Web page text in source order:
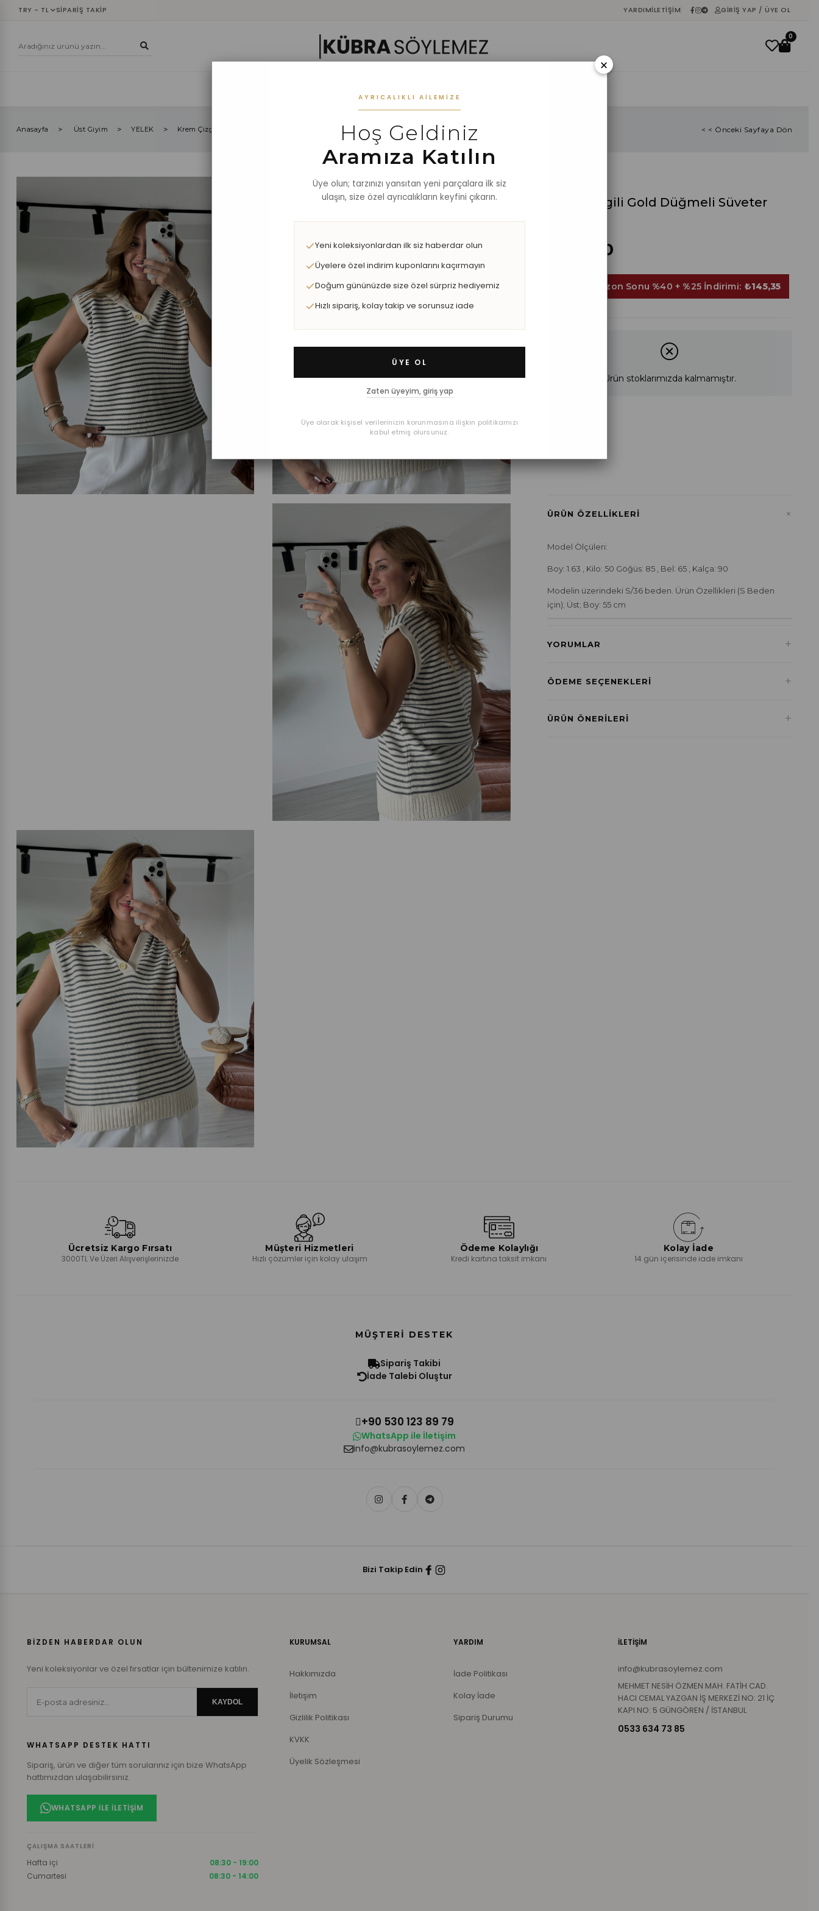
TRY - TL SIPARIŞ TAKIP YARDIMİLETIŞIM GIRIŞ YAP / ÜYE OL
0
Anasayfa Üst Giyim YELEK Krem Çizgili Gold Düğmeli Süveter < < Önceki Sayfaya Dön
Krem Çizgili Gold Düğmeli Süveter
₺193,80
Sepette Sezon Sonu %40 + %25 İndirimi: ₺145,35
Ürün stoklarımızda kalmamıştır.
ÜRÜN ÖZELLIKLERI +
Model Ölçüleri:
Boy: 1.63 , Kilo: 50 Göğüs: 85 , Bel: 65 , Kalça: 90
Modelin üzerindeki S/36 beden. Ürün Özellikleri (S Beden
için); Üst; Boy: 55 cm
YORUMLAR +
ÖDEME SEÇENEKLERI +
Havale ile Ödeme
ÜRÜN ÖNERILERI +
Ücretsiz Kargo Fırsatı
3000TL Ve Üzeri Alışverişlerinizde
Müşteri Hizmetleri
Hızlı çözümler için kolay ulaşım
Ödeme Kolaylığı
Kredi kartına taksit imkanı
Kolay İade
14 gün içerisinde iade imkanı
MÜŞTERI DESTEK
Sipariş Takibi
İade Talebi Oluştur
+90 530 123 89 79
WhatsApp ile İletişim
info@kubrasoylemez.com
Bizi Takip Edin
BİZDEN HABERDAR OLUN
Yeni koleksiyonlar ve özel fırsatlar için bültenimize katılın.
KAYDOL
WHATSAPP DESTEK HATTI
Sipariş, ürün ve diğer tüm sorularınız için bize WhatsApp
hattımızdan ulaşabilirsiniz.
WHATSAPP ILE İLETIŞIM
ÇALIŞMA SAATLERI
Hafta içi
08:30 - 19:00
Cumartesi
08:30 - 14:00
KURUMSAL
Hakkımızda
İletişim
Gizlilik Politikası
KVKK
Üyelik Sözleşmesi
YARDIM
İade Politikası
Kolay İade
Sipariş Durumu
İLETİŞİM
info@kubrasoylemez.com
MEHMET NESİH ÖZMEN MAH. FATİH CAD.
HACI CEMAL YAZGAN İŞ MERKEZİ NO: 21 İÇ
KAPI NO: 5 GÜNGÖREN / İSTANBUL
0533 634 73 85
×
AYRICALIKLI AILEMIZE
Hoş Geldiniz
Aramıza Katılın
Üye olun; tarzınızı yansıtan yeni parçalara ilk siz
ulaşın, size özel ayrıcalıkların keyfini çıkarın.
Yeni koleksiyonlardan ilk siz haberdar olun
Üyelere özel indirim kuponlarını kaçırmayın
Doğum gününüzde size özel sürpriz hediyemiz
Hızlı sipariş, kolay takip ve sorunsuz iade
ÜYE OL
Zaten üyeyim, giriş yap
Üye olarak kişisel verilerinizin korunmasına ilişkin politikamızı
kabul etmiş olursunuz.